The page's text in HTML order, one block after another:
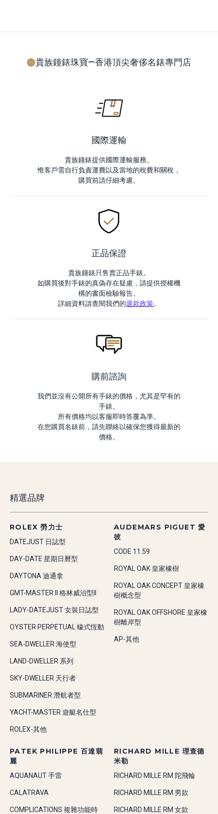
貴族鐘錶珠寶—香港頂尖奢侈名錶專門店
國際運輸
貴族鐘錶提供國際運輸服務。
惟客戶需自行負責運費以及當地的稅費和關稅，
購買前請仔細考慮。
正品保證
貴族鐘錶只售賣正品手錶。
如購買後對手錶的真偽存在疑慮，請提供授權機
構的書面檢驗報告。
詳細資料請查閱我們的退款政策。
購前諮詢
我們並沒有公開所有手錶的價格，尤其是罕有的
手錶。
所有價格均以客服即時答覆為準。
在您購買名錶前，請先聯絡以確保您獲得最新的
價格。
精選品牌
ROLEX 勞力士
DATEJUST 日誌型
DAY-DATE 星期日曆型
DAYTONA 迪通拿
GMT-MASTER II 格林威治型II
LADY-DATEJUST 女裝日誌型
OYSTER PERPETUAL 蠔式恆動
SEA-DWELLER 海使型
LAND-DWELLER 系列
SKY-DWELLER 天行者
SUBMARINER 潛航者型
YACHT-MASTER 遊艇名仕型
ROLEX-其他
AUDEMARS PIGUET 愛
彼
CODE 11.59
ROYAL OAK 皇家橡樹
ROYAL OAK CONCEPT 皇家橡
樹概念型
ROYAL OAK OFFSHORE 皇家橡
樹離岸型
AP-其他
PATEK PHILIPPE 百達翡
麗
AQUANAUT 手雷
CALATRAVA
COMPLICATIONS 複雜功能時
RICHARD MILLE 理查德
米勒
RICHARD MILLE RM 陀飛輪
RICHARD MILLE RM 男款
RICHARD MILLE RM 女款